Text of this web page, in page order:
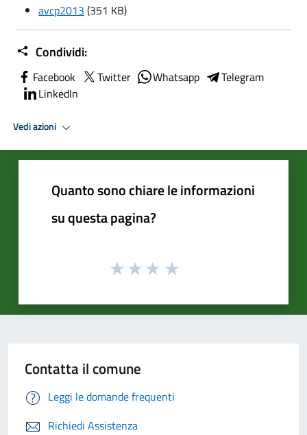
avcp2013 (351 KB)
Condividi:
Facebook Twitter Whatsapp
Telegram
LinkedIn
Vedi azioni
Quanto sono chiare le informazioni
su questa pagina?
Contatta il comune
Leggi le domande frequenti
Richiedi Assistenza